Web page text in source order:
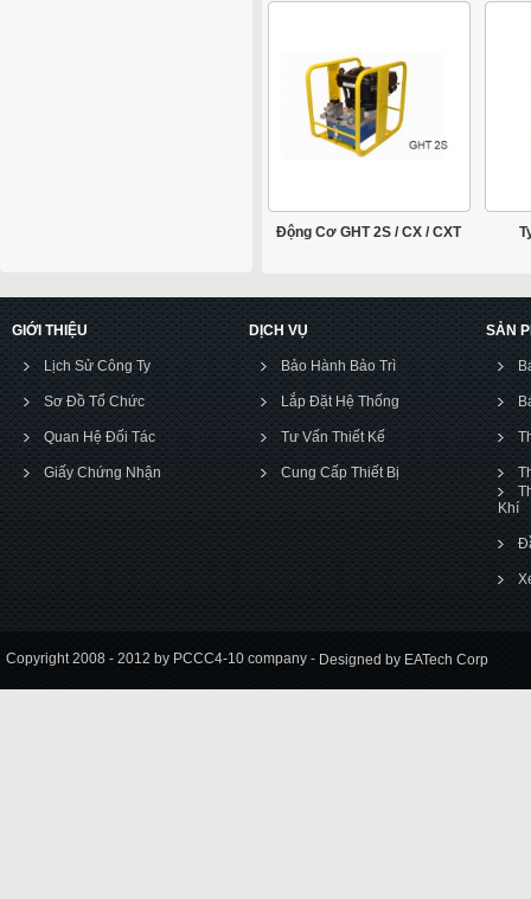
Động Cơ GHT 2S / CX / CXT
GIỚI THIỆU
Lịch Sử Công Ty
Sơ Đồ Tổ Chức
Quan Hệ Đối Tác
Giấy Chứng Nhận
DỊCH VỤ
Bảo Hành Bảo Trì
Lắp Đặt Hệ Thống
Tư Vấn Thiết Kế
Cung Cấp Thiết Bị
SẢN
Khí
Copyright 2008 - 2012 by PCCC4-10 company - Designed by EATech Corp